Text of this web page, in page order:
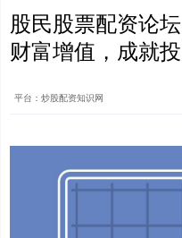
股民股票配资论
财富增值，成就
平台：炒股配资知识网